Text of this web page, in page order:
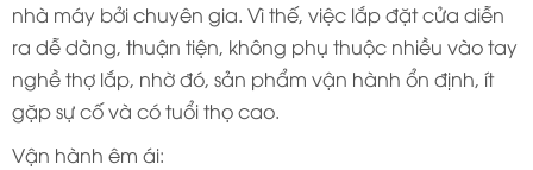
nhà máy bởi chuyên gia. Vì thế, việc lắp đặt cửa diễn
ra dễ dàng, thuận tiện, không phụ thuộc nhiều vào tay
nghề thợ lắp, nhờ đó, sản phẩm vận hành ổn định, ít
gặp sự cố và có tuổi thọ cao.
Vận hành êm ái: